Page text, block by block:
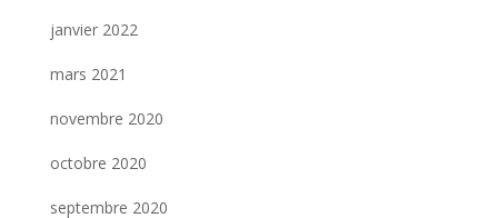
janvier 2022
mars 2021
novembre 2020
octobre 2020
septembre 2020